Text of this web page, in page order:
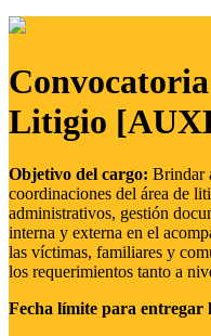
Litigio
Objetivo del cargo: Brindar
coordinaciones del área de
administrativos, gestión
interna y externa en el
las víctimas, familiares y
los requerimientos tanto a
Fecha límite para entregar